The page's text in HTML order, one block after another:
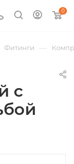
0
Фитинги —
с